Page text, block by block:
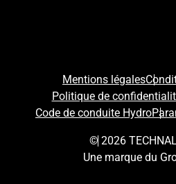
Mentions légales
Politique de
Code de conduite Hydro
© 2026
Une marque du